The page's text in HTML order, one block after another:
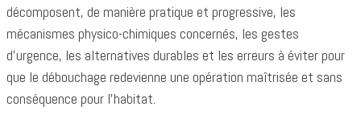
décomposent, de manière pratique et progressive, les
mécanismes physico-chimiques concernés, les gestes
d’urgence, les alternatives durables et les erreurs à éviter pour
que le débouchage redevienne une opération maîtrisée et sans
conséquence pour l’habitat.